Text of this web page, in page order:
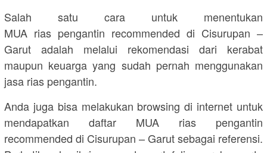
Salah satu cara untuk menentukan
MUA rias pengantin recommended di Cisurupan –
Garut adalah melalui rekomendasi dari kerabat
maupun keuarga yang sudah pernah menggunakan
jasa rias pengantin.
Anda juga bisa melakukan browsing di internet untuk
mendapatkan daftar MUA rias pengantin
recommended di Cisurupan – Garut sebagai referensi.